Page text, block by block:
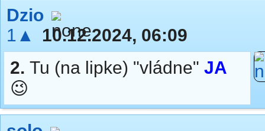
Dzio
1▲
10.12.2024, 06:09
2. Tu (na lipke) "vládne" JA
😉